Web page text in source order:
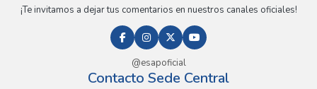
¡Te invitamos a dejar tus comentarios en nuestros canales oficiales!
@esapoficial
Contacto Sede Central